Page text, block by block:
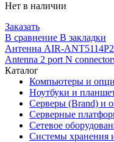
Нет в наличии
Заказать
В сравнение В закладки
Антенна AIR-
Antenna 2 port N
Каталог
Компьютеры и
Ноутбуки и
Серверы (Brand) и
Серверные
Сетевое
Системы хранения